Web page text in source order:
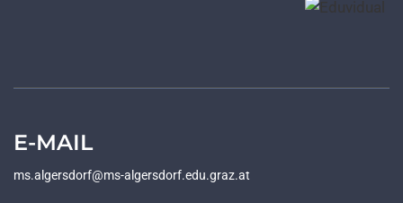
E-MAIL
ms.algersdorf@ms-algersdorf.edu.graz.at